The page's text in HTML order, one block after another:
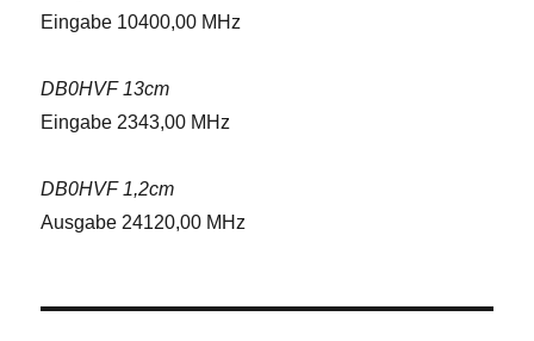
Eingabe 10400,00 MHz
DB0HVF 13cm
Eingabe 2343,00 MHz
DB0HVF 1,2cm
Ausgabe 24120,00 MHz